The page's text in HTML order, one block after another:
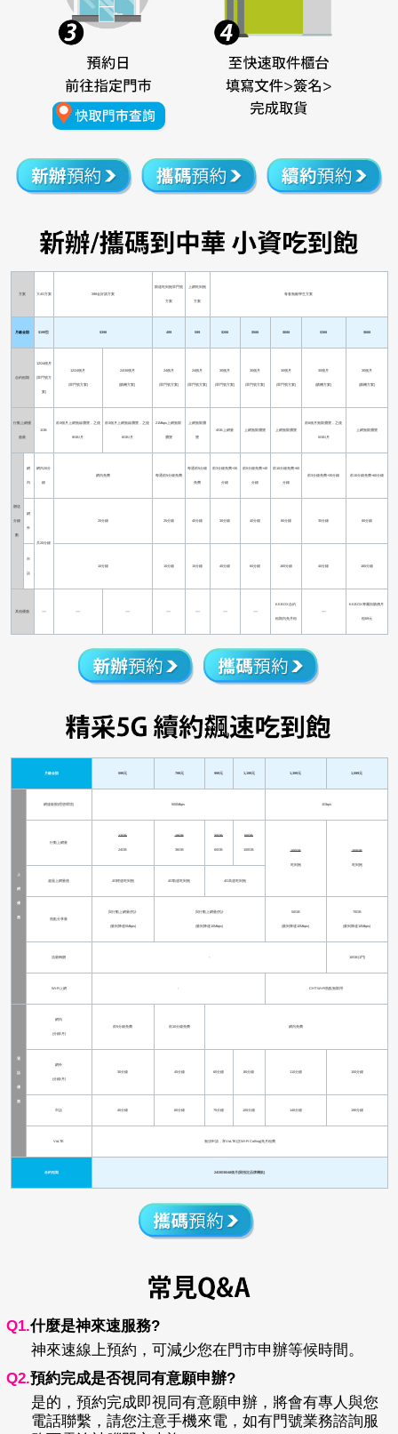
方案 大4G方案 398金好講方案
限速吃到飽單門號
方案
上網吃到飽
方案
青春無敵學生方案
月繳金額 $199型 $398 499 599 $288 $588 $688 $388 $688
合約租期
12/24個月
(單門號方
案)
12/24個月
(單門號方案)
24/30個月
(購機方案)
24個月
(單門號方案)
24個月
(單門號方案)
30個月
(單門號方案)
30個月
(單門號方案)
30個月
(單門號方案)
30個月
(購機方案)
30個月
(購機方案)
行動上網優
惠量
1GB
前3個月上網無線瀏覽，之後
9GB/月
前3個月上網無線瀏覽，之後
6GB/月
21Mbps上網無限
瀏覽
上網無限瀏
覽
4GB上網量 上網無限瀏覽 上網無限瀏覽
前6個月無限瀏覽，之後
5GB/月
上網無限瀏覽
分鐘
網
內
網內20分
鐘
網內免費 每通前5分鐘免費
每通前5分鐘
免費
前3分鐘免費+30
分鐘
前5分鐘免費+40
分鐘
前10分鐘免費+60
分鐘
前3分鐘免費+30分鐘 前10分鐘免費+60分鐘
網
外
共20分鐘
20分鐘 25分鐘 40分鐘 30分鐘 40分鐘 80分鐘 30分鐘 80分鐘
話
10分鐘 10分鐘 15分鐘 40分鐘 60分鐘 160分鐘 40分鐘 160分鐘
其他優惠 ----- ----- ----- ----- ----- ----- -----
KKBOX合約
租期內免月租
-----
KKBOX專屬加購價月
租69元
月繳金額 599元 799元 999元 1,199元 1,399元 1,599元
上
網
優
惠
網速級限(理想環境) 500Mbps 1Gbps
行動上網量
12GB
24GB
18GB
36GB
30GB
60GB
50GB
100GB 100GB
吃到飽
150GB
吃到飽
超過上網量後 4G輕速吃到飽 4G勁速吃到飽 4G高速吃到飽
熱點分享量
與行動上網量併計
(量到降速5Mbps)
與行動上網量併計
(量到降速10Mbps)
50GB
(量到降速10Mbps)
70GB
(量到降速10Mbps)
流量轉贈 - 10GB(1門)
Wi-Fi上網 - CHT Wi-Fi熱點無限用
通
話
優
惠
網內
(分鐘/月)
前5分鐘免費 前10分鐘免費 網內免費
網外
(分鐘/月)
30分鐘 45分鐘 60分鐘 80分鐘 110分鐘 150分鐘
市話 40分鐘 60分鐘 75分鐘 100分鐘 140分鐘 190分鐘
VoLTE 無須申請，享VoLTE(含Wi-Fi Calling)免月租費
合約租期 24/30/36/48個月(限指定品牌機款)
Q1.什麼是神來速服務?
神來速線上預約，可減少您在門市申辦等候時間。
Q2.預約完成是否視同有意願申辦?
是的，預約完成即視同有意願申辦，將會有專人與您
電話聯繫，請您注意手機來電，如有門號業務諮詢服